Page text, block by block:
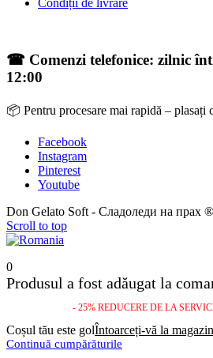
☎ Comenzi telefonice: zilnic
12:00
📦 Pentru procesare mai rapidă – plasați
Facebook
Instagram
Pinterest
Youtube
Don Gelato Soft - Сладоледи на прах
Scroll to top
0
Produsul a fost adăugat la
- 25% REDUCERE DE LA
Coșul tău este golÎntoarceți-vă la magazin
Continuă cumpărăturile